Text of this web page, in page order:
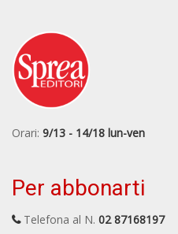
Orari: 9/13 - 14/18 lun-ven
Per abbonarti
Telefona al N. 02 87168197